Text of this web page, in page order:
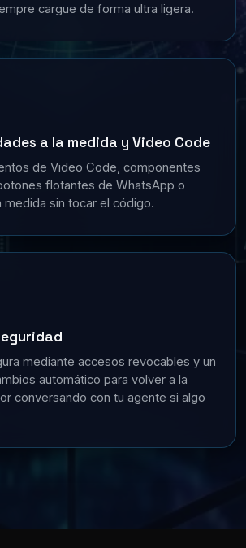
cargue de forma ultra ligera.
a la medida y Video Code
de Video Code, componentes
flotantes de WhatsApp o
medida sin tocar el código.
mediante accesos revocables y un
automático para volver a la
conversando con tu agente si algo